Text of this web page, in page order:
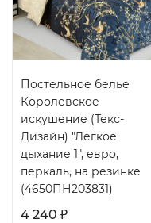
Постельное белье
Королевское
искушение (Текс-
Дизайн) "Легкое
дыхание 1", евро,
перкаль, на резинке
(4650ПН203831)
4 240 ₽